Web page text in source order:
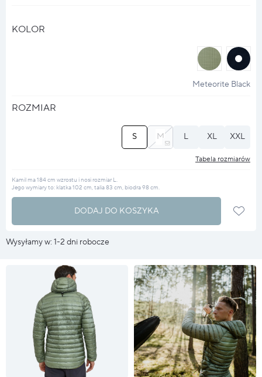
KOLOR
halo
halo
?
Meteorite Black
ROZMIAR
XXL
XL
L
M
S
Tabela rozmiarów
Kamil ma 184 cm wzrostu i nosi rozmiar L.
Jego wymiary to: klatka 102 cm, talia 83 cm, biodra 98 cm.
DODAJ DO KOSZYKA
Wysyłamy w: 1-2 dni robocze